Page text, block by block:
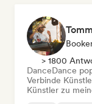
> 1800
DanceDance
Verbinde
Künstler zu